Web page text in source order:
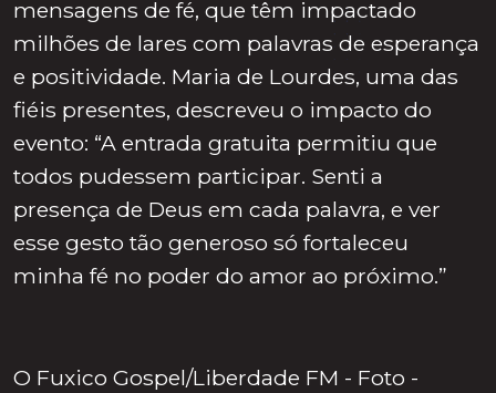
mensagens de fé, que têm impactado
milhões de lares com palavras de esperança
e positividade. Maria de Lourdes, uma das
fiéis presentes, descreveu o impacto do
evento: “A entrada gratuita permitiu que
todos pudessem participar. Senti a
presença de Deus em cada palavra, e ver
esse gesto tão generoso só fortaleceu
minha fé no poder do amor ao próximo.”
O Fuxico Gospel/Liberdade FM - Foto -